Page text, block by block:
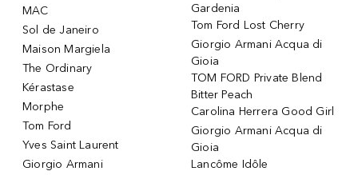
MAC
Sol de Janeiro
Maison Margiela
The Ordinary
Kérastase
Morphe
Tom Ford
Yves Saint Laurent
Giorgio Armani
Gardenia
Tom Ford Lost Cherry
Giorgio Armani Acqua di
Gioia
TOM FORD Private Blend
Bitter Peach
Carolina Herrera Good Girl
Giorgio Armani Acqua di
Gioia
Lancôme Idôle